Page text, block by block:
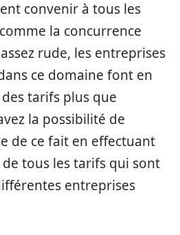
convenir à tous les
la concurrence
rude, les entreprises
ce domaine font en
tarifs plus que
la possibilité de
de ce fait en effectuant
tous les tarifs qui sont
entreprises